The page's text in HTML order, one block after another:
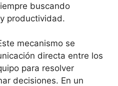
buscando
productividad.
mecanismo se
directa entre los
para resolver
decisiones. En un